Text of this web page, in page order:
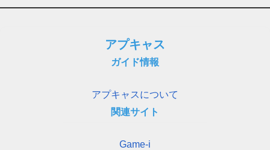
アプキャス
ガイド情報
アプキャスについて
関連サイト
Game-i